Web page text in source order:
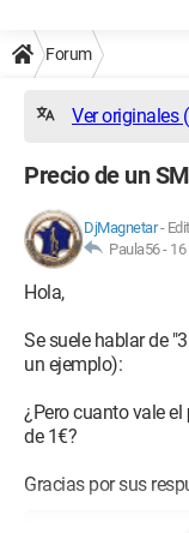
Forum
Ver originales
Precio de un
DjMagnetar-
Paula56 - 16
Hola,
Se suele hablar de
un ejemplo):
¿Pero cuanto vale el
de 1€?
Gracias por sus